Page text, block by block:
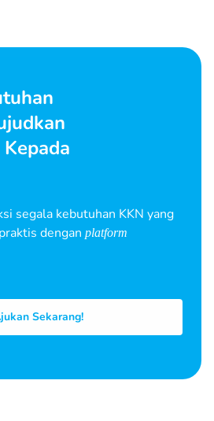
segala kebutuhan KKN yang
dengan platform
Sekarang!